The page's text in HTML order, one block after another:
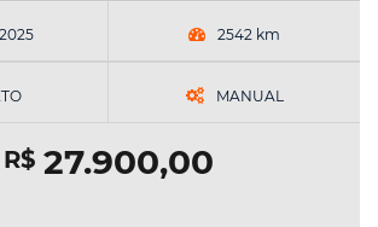
2542 km
MANUAL
R$27.900,00